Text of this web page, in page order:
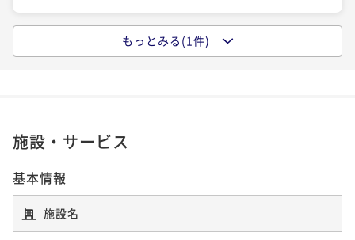
【素泊まり】スタンダードプランでシンプルSTAY！1
もっとみる(1件)
施設・サービス
基本情報
施設名